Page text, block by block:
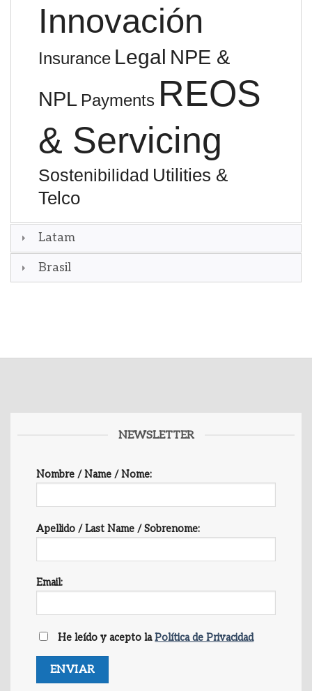
Innovación
Insurance Legal NPE &
NPL Payments REOS
& Servicing
Sostenibilidad Utilities &
Telco
Latam
Brasil
NEWSLETTER
Nombre / Name / Nome:
Apellido / Last Name / Sobrenome:
Email:
He leído y acepto laPolítica de Privacidad